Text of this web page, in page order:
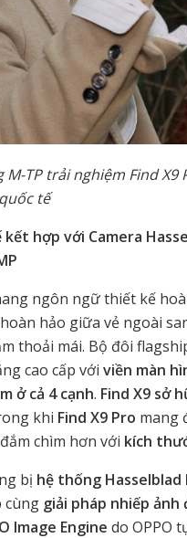
M-TP trải nghiệm Find X9
tế
hợp với Camera
ngôn ngữ thiết kế
hảo giữa vẻ ngoài
thoải mái. Bộ đôi
cao cấp với viền màn
ở cả 4 cạnh. Find X9 sở
khi Find X9 Pro mang
chìm hơn với kích
bị hệ thống
cùng giải pháp nhiếp ảnh
Image Engine do OPPO